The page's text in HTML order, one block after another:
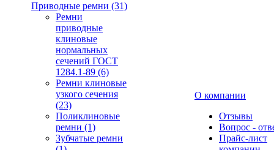
Приводные ремни (31)
Ремни
приводные
клиновые
нормальных
сечений ГОСТ
1284.1-89 (6)
Ремни клиновые
узкого сечения
(23)
Поликлиновые
ремни (1)
Зубчатые ремни
О компании
Отзывы
Вопрос -
Прайс-лист